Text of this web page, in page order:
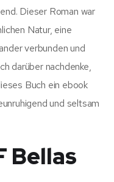
Dieser Roman war
Natur, eine
verbunden und
darüber nachdenke,
Buch ein ebook
und seltsam
Bellas